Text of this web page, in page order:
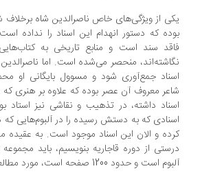
از ویژگی‌های خاص ناصرالدین شاه برخلاف شاهان
که دستور انهدام این اسناد را نداده است.
سند است و منابع تاریخی به کتاب‌هایی که
منحصر می‌شده است. اما ناصرالدین شاه
جمع‌آوری شود و مسوول بایگانی او محمود
معروف آن عصر بوده که علاوه بر هنری که در
داشته، در تذهیب و نقاشی نیز استاد بوده
که به دستش رسیده را در آلبوم‌هایی که درست
و الان این اسناد موجود است. به عقیده من اگر
و حدود 1200 صفحه است، مورد مطالعه قرار دهیم.